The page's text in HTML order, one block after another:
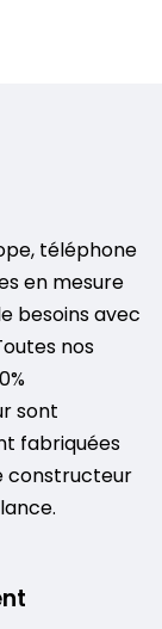
téléphone
en mesure
besoins avec
nos
sont
fabriquées
constructeur